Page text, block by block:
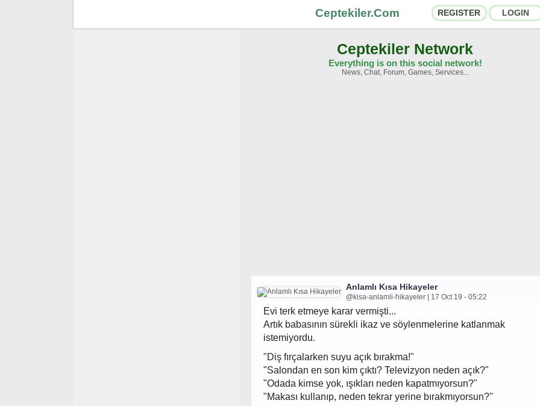
Ceptekiler.Com REGISTER LOGIN
Social Shares
Ceptekiler Network
Everything is on this social network!
News, Chat, Forum, Games, Services...
Anlamlı Kısa Hikayeler
@kisa-anlamli-hikayeler | 17 Oct 19 - 05:22
Evi terk etmeye karar vermişti...
Artık babasının sürekli ikaz ve söylenmelerine katlanmak
istemiyordu.
"Diş fırçalarken suyu açık bırakma!"
"Salondan en son kim çıktı? Televizyon neden açık?"
"Odada kimse yok, ışıkları neden kapatmıyorsun?"
"Makası kullanıp, neden tekrar yerine bırakmıyorsun?"